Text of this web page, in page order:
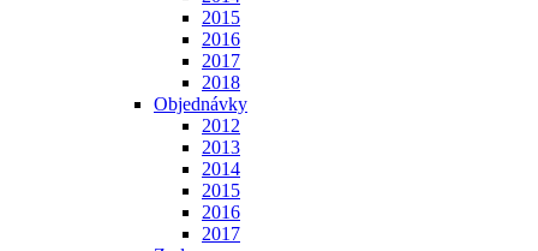
2015
2016
2017
2018
Objednávky
2012
2013
2014
2015
2016
2017